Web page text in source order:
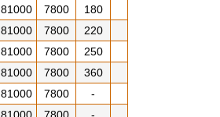
81000 7800
180
81000 7800
220
81000 7800
250
81000 7800
360
81000 7800
-